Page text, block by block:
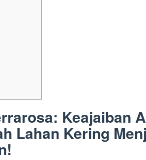
Keajaiban
Lahan Kering